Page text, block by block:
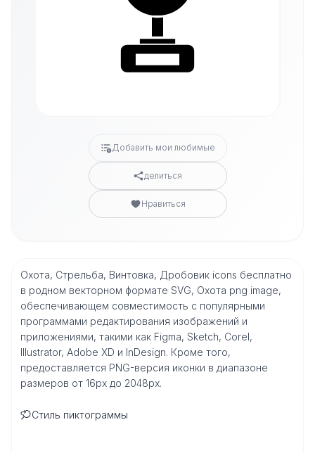
Добавить мои любимые
делиться
Нравиться
Охота, Стрельба, Винтовка, Дробовик icons бесплатно
в родном векторном формате SVG, Охота png image,
обеспечивающем совместимость с популярными
программами редактирования изображений и
приложениями, такими как Figma, Sketch, Corel,
Illustrator, Adobe XD и InDesign. Кроме того,
предоставляется PNG-версия иконки в диапазоне
размеров от 16px до 2048px.
Стиль пиктограммы